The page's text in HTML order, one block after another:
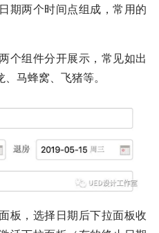
期两个时间点组成，常用的
个组件分开展示，常见如出
马蜂窝、飞猪等。
板，选择日期后下拉面板收